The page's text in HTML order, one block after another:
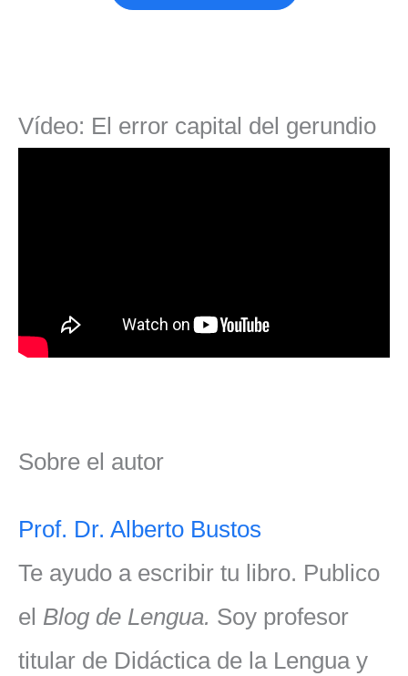
Vídeo: El error capital del gerundio
Sobre el autor
Prof. Dr. Alberto Bustos
Te ayudo a escribir tu libro. Publico
el Blog de Lengua. Soy profesor
titular de Didáctica de la Lengua y